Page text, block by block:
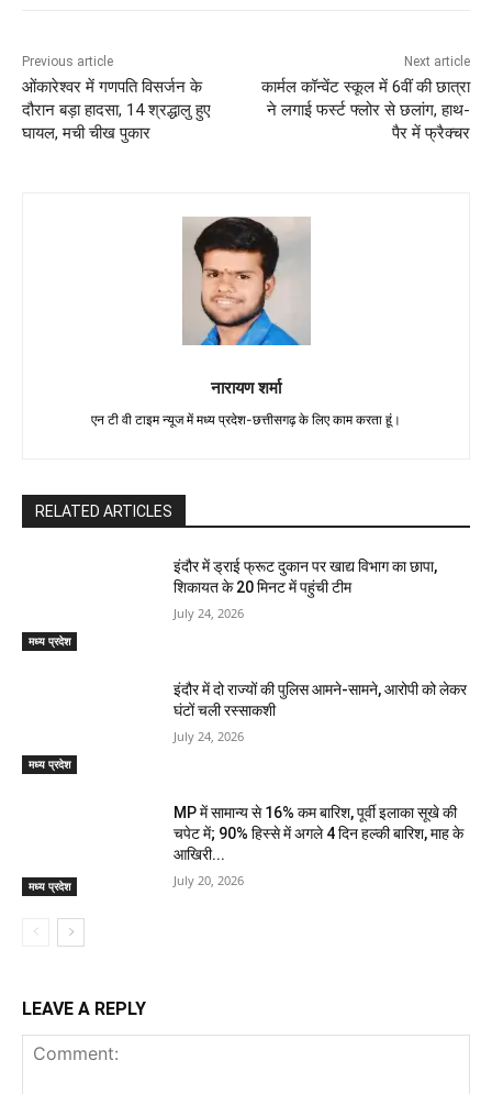
Previous article
ओंकारेश्वर में गणपति विसर्जन के
दौरान बड़ा हादसा, 14 श्रद्धालु हुए
घायल, मची चीख पुकार
Next article
कार्मल कॉन्वेंट स्कूल में 6वीं की छात्रा
ने लगाई फर्स्ट फ्लोर से छलांग, हाथ-
पैर में फ्रैक्चर
नारायण शर्मा
एन टी वी टाइम न्यूज में मध्य प्रदेश-छत्तीसगढ़ के लिए काम करता हूं।
RELATED ARTICLES
मध्य प्रदेश
इंदौर में ड्राई फ्रूट दुकान पर खाद्य विभाग का छापा,
शिकायत के 20 मिनट में पहुंची टीम
July 24, 2026
मध्य प्रदेश
इंदौर में दो राज्यों की पुलिस आमने-सामने, आरोपी को लेकर
घंटों चली रस्साकशी
July 24, 2026
मध्य प्रदेश
MP में सामान्य से 16% कम बारिश, पूर्वी इलाका सूखे की
चपेट में; 90% हिस्से में अगले 4 दिन हल्की बारिश, माह के
आखिरी...
July 20, 2026
LEAVE A REPLY